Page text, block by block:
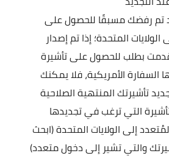
تم رفضك مسبقًا للحصول على
المتحدة؛ إذا تم إصدار
بطلب للحصول على تأشيرة
الأمريكية، فلا يمكنك
تأشيرتك المنتهية الصلاحية
التي ترغب في تجديدها
إلى الولايات المتحدة (ابحث